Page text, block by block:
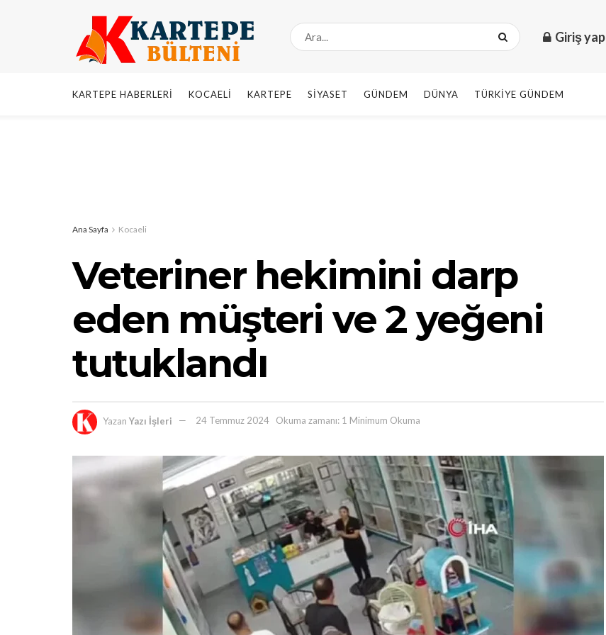
Giriş yap
KARTEPE HABERLERI KOCAELI KARTEPE SIYASET GÜNDEM DÜNYA TÜRKIYE GÜNDEM
Ana Sayfa Kocaeli
Veteriner hekimini darp
eden müşteri ve 2 yeğeni
tutuklandı
Yazan Yazı İşleri 24 Temmuz 2024 Okuma zamanı: 1 Minimum Okuma